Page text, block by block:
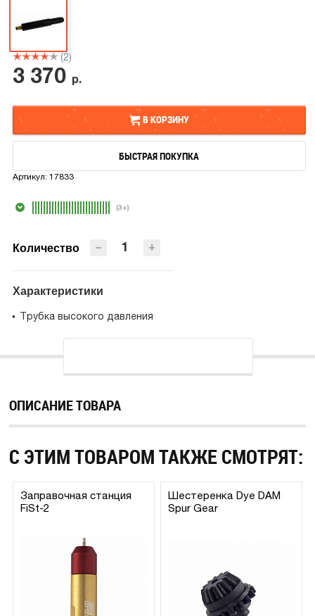
(2)
3 370 р.
В КОРЗИНУ
В КОРЗИНУ
БЫСТРАЯ ПОКУПКА
Артикул:17833
(3+)
Количество +
−
Характеристики
Трубка высокого давления
ОПИСАНИЕ ТОВАРА
С ЭТИМ ТОВАРОМ ТАКЖЕ СМОТРЯТ:
Заправочная станция
FiSt-2
Шестеренка Dye DAM
Spur Gear